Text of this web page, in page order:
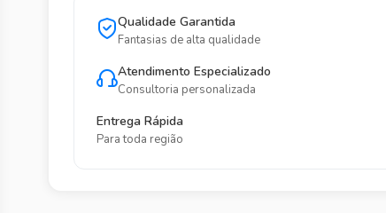
Qualidade Garantida
Fantasias de alta qualidade
Atendimento Especializado
Consultoria personalizada
Entrega Rápida
Para toda região